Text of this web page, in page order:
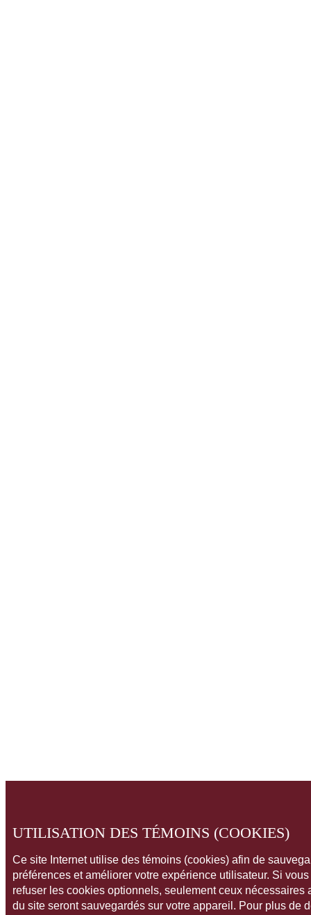
UTILISATION DES TÉMOINS (COOKIES)
Ce site Internet utilise des témoins (cookies) afin de
préférences et améliorer votre expérience utilisateur. Si
refuser les cookies optionnels, seulement ceux nécessaires
du site seront sauvegardés sur votre appareil. Pour plus de